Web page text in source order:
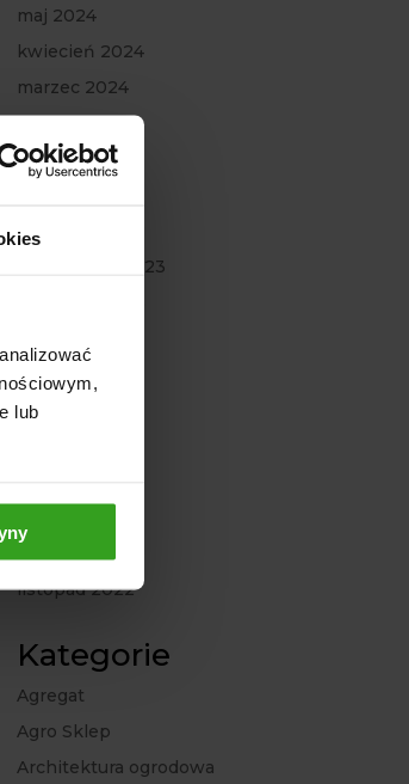
lub
maj 2024
kwiecień 2024
marzec 2024
luty 2024
styczeń 2024
listopad 2023
październik 2023
czerwiec 2023
maj 2023
grudzień 2022
listopad 2022
Kategorie
Agregat
Agro Sklep
Architektura ogrodowa